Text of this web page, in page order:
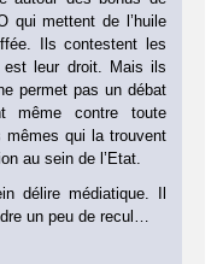
qui mettent de l’huile
Ils contestent les
leur droit. Mais ils
permet pas un débat
même contre toute
mêmes qui la trouvent
au sein de l’Etat.
délire médiatique. Il
un peu de recul…